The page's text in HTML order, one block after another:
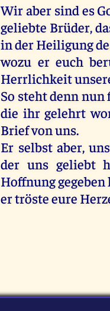
Wiraber sind es
geliebte Brüder,
inderHeiligung
wozu er euch
Herrlichkeit
So stehtdenn nun
die ihr gelehrt
Briefvonuns.
Er selbst aber,
der uns geliebt
Hoffnunggegeben
ertrösteeure